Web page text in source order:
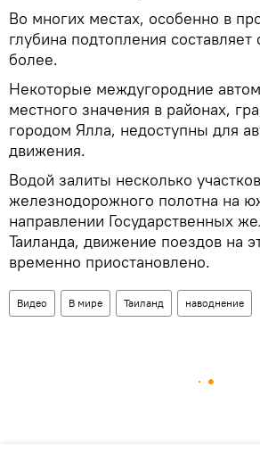
Во многих местах, особенно в
глубина подтопления
более.
Некоторые междугородние
местного значения в районах,
городом Ялла, недоступны для
движения.
Водой залиты несколько участков
железнодорожного полотна на
направлении Государственных
Таиланда, движение поездов на
временно приостановлено.
Видео В мире Таиланд наводнение